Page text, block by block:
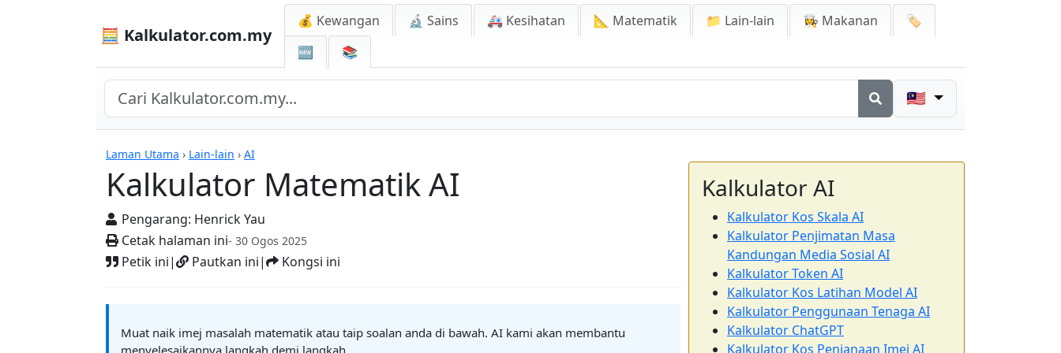
🧮 Kalkulator.com.my
💰 Kewangan 🔬 Sains 🚑 Kesihatan 📐 Matematik 📁 Lain-lain 👩‍🍳 Makanan
🏷️
🆕
📚
🇲🇾
Laman Utama › Lain-lain › AI
Kalkulator Matematik AI
Pengarang: Henrick Yau
Cetak halaman ini- 30 Ogos 2025
Petik ini| Pautkan ini| Kongsi ini
Kalkulator
Muat naik imej masalah matematik atau taip soalan anda di bawah. AI kami akan membantu
menyelesaikannya langkah demi langkah.
Kalkulator AI
Kalkulator Kos Skala AI
Kalkulator Penjimatan Masa
Kandungan Media Sosial AI
Kalkulator Token AI
Kalkulator Kos Latihan Model AI
Kalkulator Penggunaan Tenaga AI
Kalkulator ChatGPT
Kalkulator Kos Penjanaan Imej AI